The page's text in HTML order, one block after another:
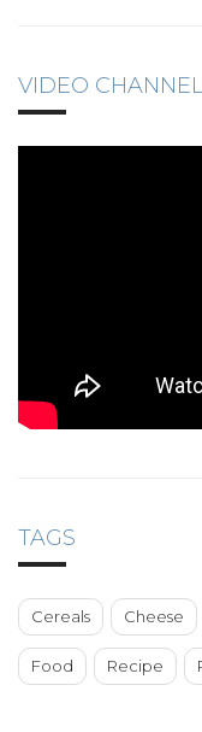
VIDEO CHANNEL
TAGS
Cereals Cheese
Food Recipe